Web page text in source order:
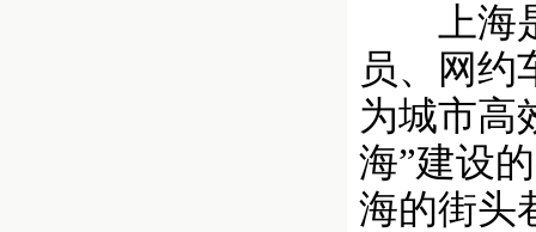
上海是
员、网约
为城市高
海”建设
海的街头